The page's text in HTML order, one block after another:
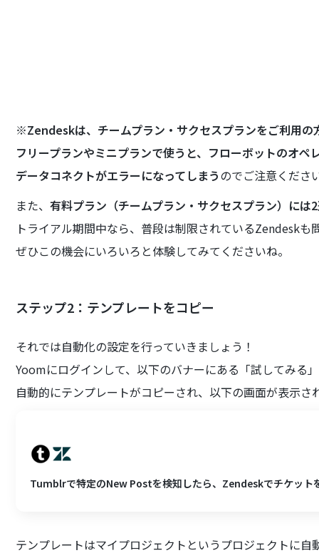
※Zendeskは、チームプラン・サクセスプランをご利用の
フリープランやミニプランで使うと、フローボットのオペ
データコネクトがエラーになってしまうのでご注意くださ
また、有料プラン（チームプラン・サクセスプラン）には
トライアル期間中なら、普段は制限されているZendeskも
ぜひこの機会にいろいろと体験してみてくださいね。
ステップ2：テンプレートをコピー
それでは自動化の設定を行っていきましょう！
Yoomにログインして、以下のバナーにある「試してみる
自動的にテンプレートがコピーされ、以下の画面が表示さ
Tumblrで特定のNew Postを検知したら、Zendeskでチケット
テンプレートはマイプロジェクトというプロジェクトに自